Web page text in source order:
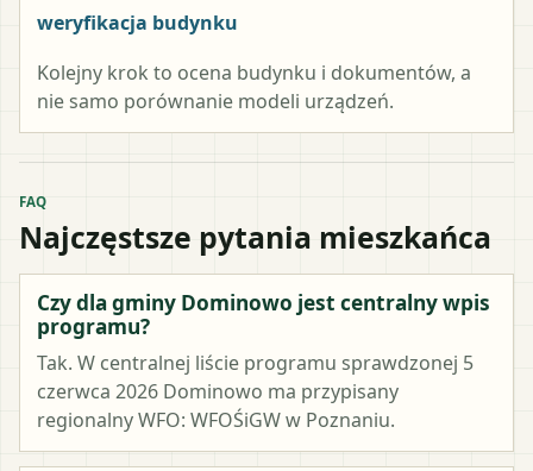
weryfikacja budynku
Kolejny krok to ocena budynku i dokumentów, a
nie samo porównanie modeli urządzeń.
FAQ
Najczęstsze pytania mieszkańca
Czy dla gminy Dominowo jest centralny wpis
programu?
Tak. W centralnej liście programu sprawdzonej 5
czerwca 2026 Dominowo ma przypisany
regionalny WFO: WFOŚiGW w Poznaniu.